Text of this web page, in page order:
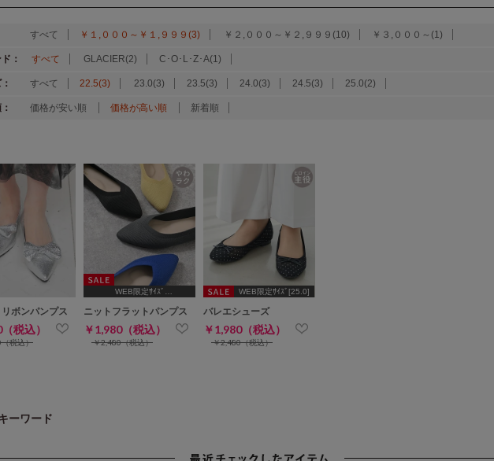
すべて ￥１,０００～￥１,９９９(3) ￥２,０００～￥２,９９９(10) ￥３,０００～(1)
： すべて GLACIER(2) C･O･L･Z･A(1)
すべて 22.5(3) 23.0(3) 23.5(3) 24.0(3) 24.5(3) 25.0(2)
価格が安い順 価格が高い順 新着順
ボンパンプス
税込）
税込）
WEB限定ｻｲｽﾞ
ニットフラットパンプス
￥1,980（税込）
￥2,480（税込）
WEB限定ｻｲｽﾞ[25.0]
バレエシューズ
￥1,980（税込）
￥2,480（税込）
ーワード